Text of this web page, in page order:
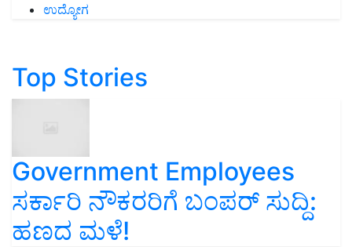
ಉದ್ಯೋಗ
Top Stories
Government Employees
ಸರ್ಕಾರಿ ನೌಕರರಿಗೆ ಬಂಪರ್‌ ಸುದ್ದಿ:
ಹಣದ ಮಳೆ!